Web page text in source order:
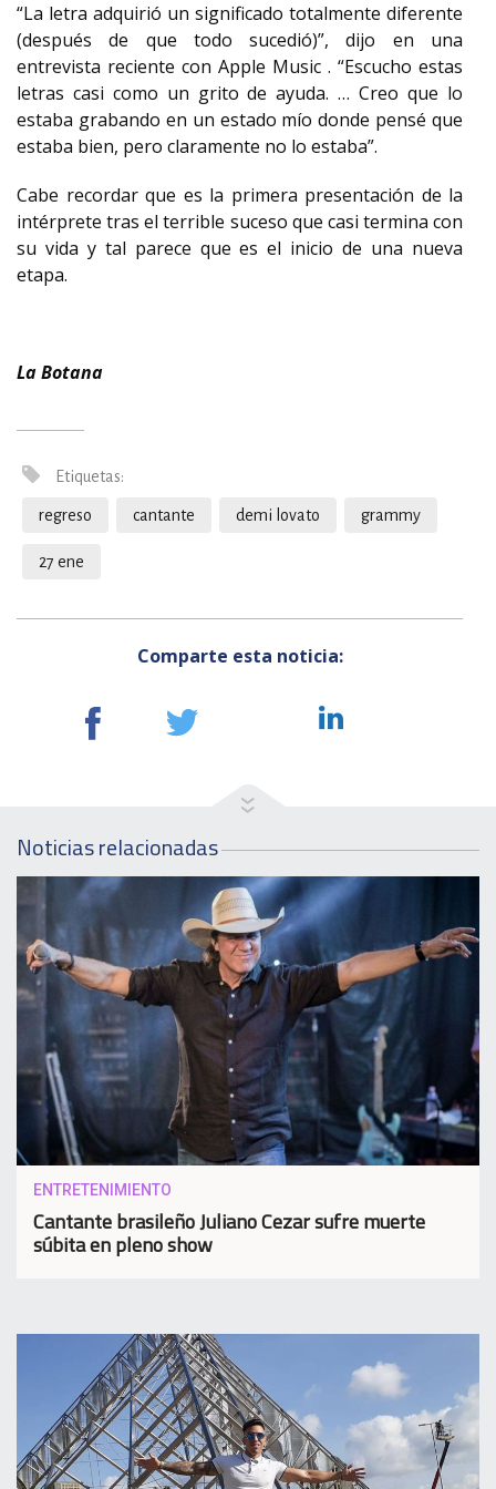
“La letra adquirió un significado totalmente diferente
(después de que todo sucedió)”, dijo en una
entrevista reciente con Apple Music . “Escucho estas
letras casi como un grito de ayuda. … Creo que lo
estaba grabando en un estado mío donde pensé que
estaba bien, pero claramente no lo estaba”.
Cabe recordar que es la primera presentación de la
intérprete tras el terrible suceso que casi termina con
su vida y tal parece que es el inicio de una nueva
etapa.
La Botana
Etiquetas:
regreso cantante demi lovato grammy
27 ene
Comparte esta noticia:
Noticias relacionadas
ENTRETENIMIENTO
Cantante brasileño Juliano Cezar sufre muerte
súbita en pleno show